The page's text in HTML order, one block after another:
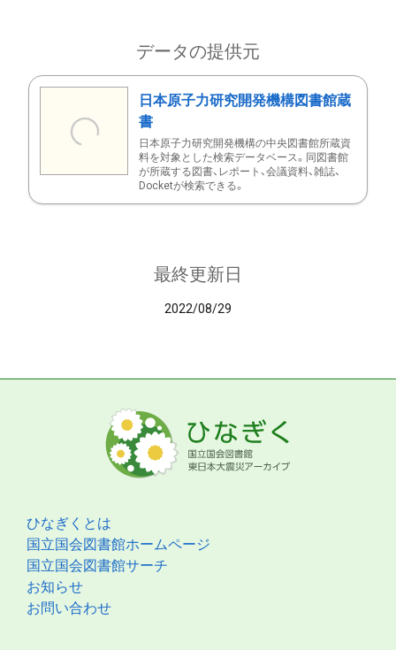
データの提供元
日本原子力研究開発機構図書館蔵
書
日本原子力研究開発機構の中央図書館所蔵資
料を対象とした検索データベース。同図書館
が所蔵する図書、レポート、会議資料、雑誌、
Docketが検索できる。
最終更新日
2022/08/29
ひなぎくとは
国立国会図書館ホームページ
国立国会図書館サーチ
お知らせ
お問い合わせ